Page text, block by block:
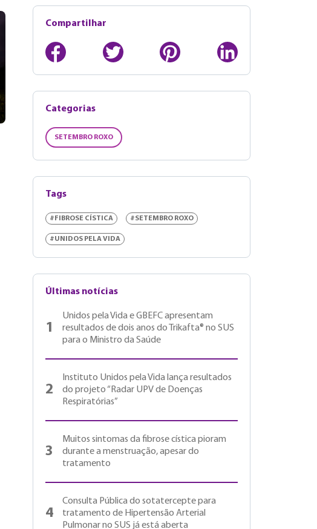
Compartilhar
Categorias
SETEMBRO ROXO
Tags
#FIBROSE CÍSTICA #SETEMBRO ROXO
#UNIDOS PELA VIDA
Últimas notícias
1
Unidos pela Vida e GBEFC apresentam
resultados de dois anos do Trikafta® no SUS
para o Ministro da Saúde
2
Instituto Unidos pela Vida lança resultados
do projeto “Radar UPV de Doenças
Respiratórias”
3
Muitos sintomas da fibrose cística pioram
durante a menstruação, apesar do
tratamento
4
Consulta Pública do sotatercepte para
tratamento de Hipertensão Arterial
Pulmonar no SUS já está aberta